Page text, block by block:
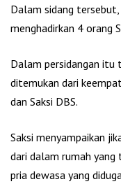
Dalam sidang
menghadirkan 4 orang
Dalam persidangan itu
ditemukan dari
dan Saksi DBS.
Saksi menyampaikan
dari dalam rumah yang
pria dewasa yang